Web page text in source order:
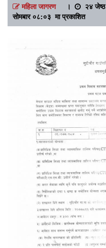
महिला जागरण।
२४
सोमबार ०८:०३ मा प्रकाशित